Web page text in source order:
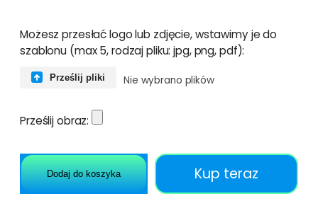
Możesz przesłać logo lub zdjęcie, wstawimy je do
szablonu (max 5, rodzaj pliku: jpg, png, pdf):
Prześlij pliki Nie wybrano plików
Prześlij obraz:
Dodaj do koszyka Kup teraz